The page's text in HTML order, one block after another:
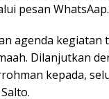
pesan WhatsAap.
agenda kegiatan
Dilanjutkan
kepada,